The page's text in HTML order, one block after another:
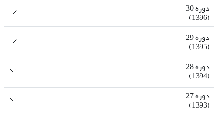
دوره 30
(1396)
دوره 29
(1395)
دوره 28
(1394)
دوره 27
(1393)